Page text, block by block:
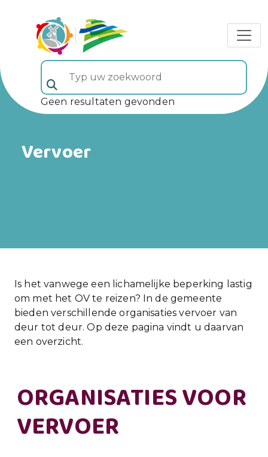
Typ uw zoekwoord (veld 5)
Geen resultaten gevonden
Vervoer
Is het vanwege een lichamelijke beperking lastig
om met het OV te reizen? In de gemeente
bieden verschillende organisaties vervoer van
deur tot deur. Op deze pagina vindt u daarvan
een overzicht.
ORGANISATIES VOOR
VERVOER